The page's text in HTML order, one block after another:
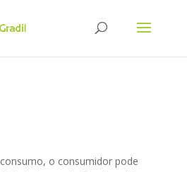
o consumidor pode